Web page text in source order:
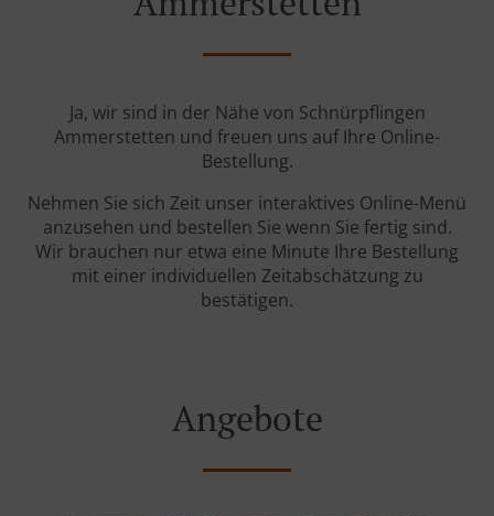
Ja, wir sind in der Nähe von Schnürpflingen
Ammerstetten und freuen uns auf Ihre Online-
Bestellung.
Nehmen Sie sich Zeit unser interaktives Online-Menü
anzusehen und bestellen Sie wenn Sie fertig sind.
Wir brauchen nur etwa eine Minute Ihre Bestellung
mit einer individuellen Zeitabschätzung zu
bestätigen.
Angebote